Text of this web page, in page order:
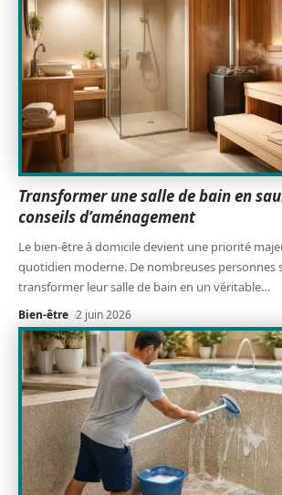
Transformer une salle de bain en
conseils d’aménagement
Le bien-être à domicile devient une priorité
quotidien moderne. De nombreuses personnes
transformer leur salle de bain en un véritable…
Bien-être 2 juin 2026